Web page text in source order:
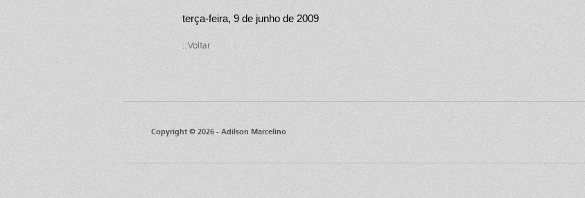
terça-feira, 9 de junho de 2009
::Voltar
Copyright © 2026 - Adilson Marcelino